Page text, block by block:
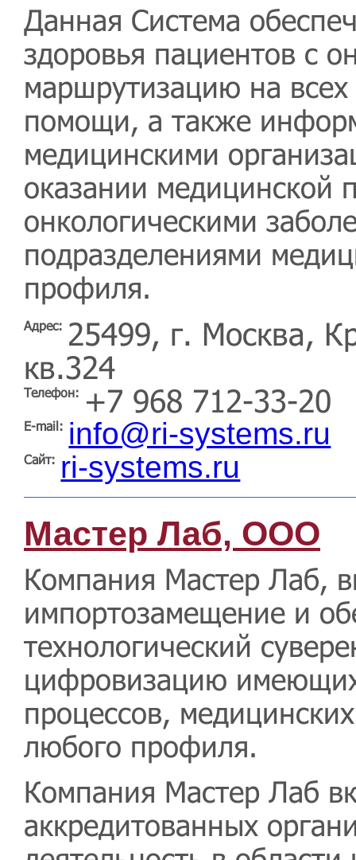
Данная Система
здоровья пациентов с
маршрутизацию на
помощи, а также
медицинскими
оказании медицинской
онкологическими
подразделениями
профиля.
Адрес: 25499, г. Москва,
кв.324
Телефон: +7 968 712-33-20
E-mail: info@ri-systems.ru
Сайт: ri-systems.ru
Мастер Лаб, ООО
Компания Мастер Лаб,
импортозамещение и
технологический
цифровизацию
процессов,
любого профиля.
Компания Мастер Лаб
аккредитованных